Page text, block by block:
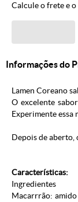
Calcule o frete e o
Informações do
Lamen Coreano
O excelente
Experimente essa
Depois de aberto,
Características:
Ingredientes
Macarrrão: